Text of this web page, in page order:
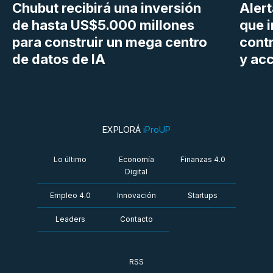
Chubut recibirá una inversión
de hasta US$5.000 millones
para construir un mega centro
de datos de IA
que
y
EXPLORÁ iProUP
Lo último
Economía
Digital
Finanzas 4.0
Empleo 4.0 Innovación Startups
Leaders Contacto
RSS